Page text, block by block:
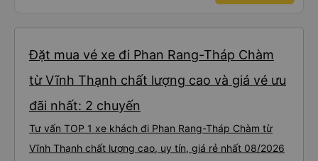
Đặt mua vé xe đi Phan Rang-Tháp Chàm
từ Vĩnh Thạnh chất lượng cao và giá vé ưu
đãi nhất: 2 chuyến
Tư vấn TOP 1 xe khách đi Phan Rang-Tháp Chàm từ
Vĩnh Thạnh chất lượng cao, uy tín, giá rẻ nhất 08/2026